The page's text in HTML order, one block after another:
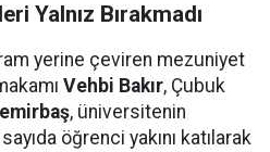
Yalnız Bırakmadı
yerine çeviren mezuniyet
Vehbi Bakır, Çubuk
, üniversitenin
öğrenci yakını katılarak